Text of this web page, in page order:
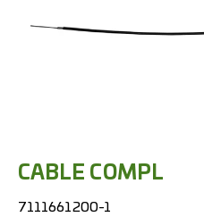
CABLE COMPL
7111661200-1